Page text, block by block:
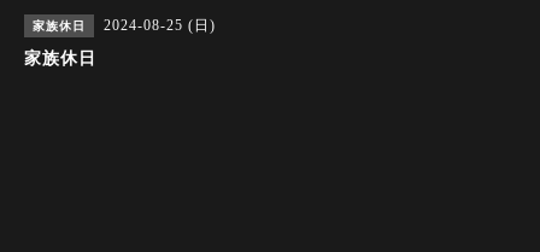
家族休日 2024-08-25 (日)
家族休日